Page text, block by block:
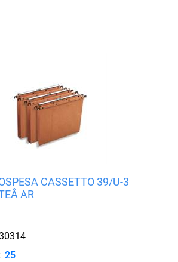
CASSETTO 39/U-3
AR
25